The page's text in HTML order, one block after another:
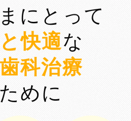
にとって
快適な
科治療
めに